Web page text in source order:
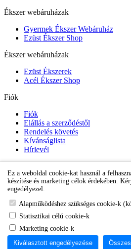
Ékszer webáruházak
Gyermek Ékszer Webáruház
Ezüst Ékszer Shop
Ékszer webáruházak
Ezüst Ékszerek
Acél Ékszer Shop
Fiók
Fiók
Elállás a szerződéstől
Rendelés követés
Kívánságlista
Hírlevél
Gyermek Ékszer Shop
Ez a weboldal cookie-kat használ a
készítése és marketing célok érdekében.
engedélyezel.
Alapműködéshez szükséges cookie-k
Statisztikai célú cookie-k
Marketing cookie-k
Kiválasztott engedélyezése